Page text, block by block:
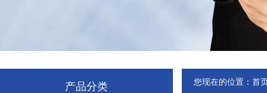
产品分类 您现在的位置： 首